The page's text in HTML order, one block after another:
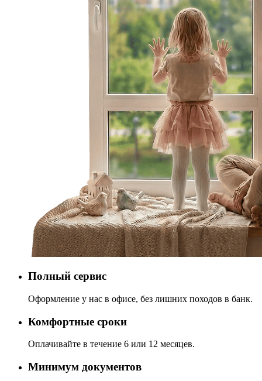
Полный сервис
Оформление у нас в офисе, без лишних походов в банк.
Комфортные сроки
Оплачивайте в течение 6 или 12 месяцев.
Минимум документов